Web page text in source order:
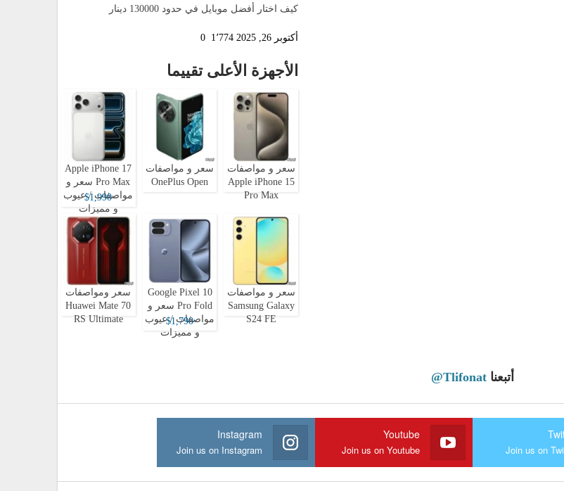
كيف اختار أفضل موبايل في حدود 130000 دينار
أكتوبر 26, 2025 1٬774
الأجهزة الأعلى تقييما
سعر و مواصفات
Apple iPhone 15
Pro Max
سعر و مواصفات
OnePlus Open
Apple iPhone 17
Pro Max سعر و
مواصفات / عيوب
و مميزات
$1,990
سعر و مواصفات
Samsung Galaxy
S24 FE
Google Pixel 10
Pro Fold سعر و
مواصفات / عيوب
و مميزات
$1,790
سعر ومواصفات
Huawei Mate 70
RS Ultimate
أتبعنا @Tlifonat
Join us on
Youtube
Join us on Youtube
Instagram
Join us on Instagram